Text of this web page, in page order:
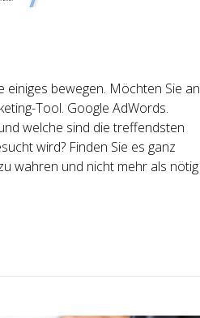
einiges bewegen. Möchten Sie an
Tool. Google AdWords.
welche sind die treffendsten
wird? Finden Sie es ganz
wahren und nicht mehr als nötig